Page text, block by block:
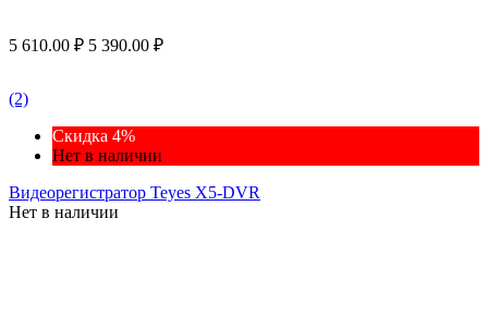
5 610.00 ₽ 5 390.00 ₽
(2)
Скидка 4%
Нет в наличии
Видеорегистратор Teyes X5-DVR
Нет в наличии